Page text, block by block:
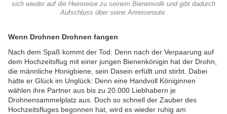
sich wieder auf die Heimreise zu seinem Bienenvolk und gibt dadurch
Aufschluss über seine Anreiseroute.
Wenn Drohnen Drohnen fangen
Nach dem Spaß kommt der Tod: Denn nach der Verpaarung auf
dem Hochzeitsflug mit einer jungen Bienenkönigin hat der Drohn,
die männliche Honigbiene, sein Dasein erfüllt und stirbt. Dabei
hatte er Glück im Unglück: Denn eine Handvoll Königinnen
wählen ihre Partner aus bis zu 20.000 Liebhabern je
Drohnensammelplatz aus. Doch so schnell der Zauber des
Hochzeitsfluges begonnen hat, wird es wieder ruhig am